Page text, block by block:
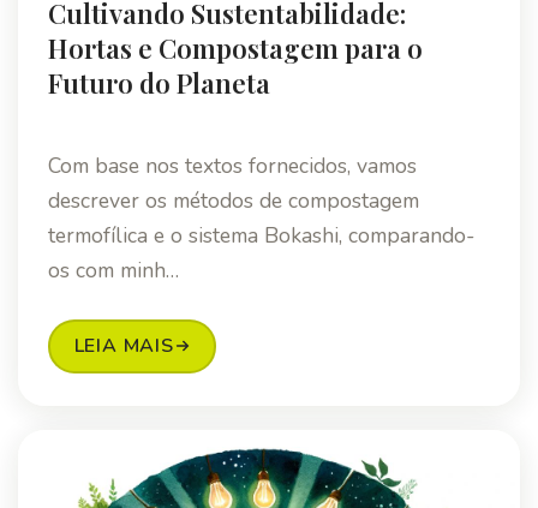
Cultivando Sustentabilidade:
Hortas e Compostagem para o
Futuro do Planeta
Com base nos textos fornecidos, vamos
descrever os métodos de compostagem
termofílica e o sistema Bokashi, comparando-
os com minh…
LEIA MAIS